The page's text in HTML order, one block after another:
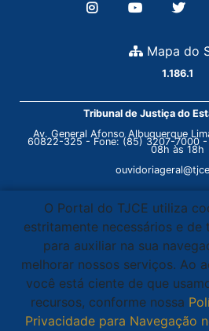
Mapa do
1.186.1
Tribunal de Justiça do
Av. General Afonso Albuquerque
60822-325 - Fone: (85) 3207-7000 -
08h às 18h
O Portal do TJCE utiliza
estritamente necessários e de
para auxiliar na sua
melhorar nossos serviços. Ao
você está ciente de que
recursos, conforme nossa
Privacidade para Navegação